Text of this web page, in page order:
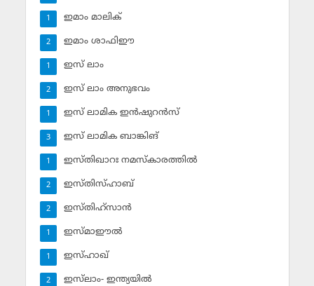
ഇമാം മാലിക്
1
ഇമാം ശാഫിഈ
2
ഇസ് ലാം
1
ഇസ് ലാം അനുഭവം
2
ഇസ് ലാമിക ഇന്‍ഷുറന്‍സ്‌
1
ഇസ് ലാമിക ബാങ്കിങ്‌
3
ഇസ്തിഖാറഃ നമസ്‌കാരത്തില്‍
1
ഇസ്തിസ്ഹാബ്
2
ഇസ്തിഹ്‌സാന്‍
2
ഇസ്മാഈല്‍
1
ഇസ്ഹാഖ്‌
1
ഇസ്‌ലാം- ഇന്ത്യയില്‍
2